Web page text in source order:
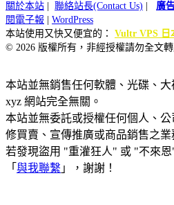
關於本站 聯絡站長(Contact Us) 廣
閱電子報
WordPress
本站使用又快又便宜的： Vultr VPS 日
© 2026 版權所有，非經授權請勿全文
本站並無銷售任何軟體、光碟、
xyz 網站完全無關。
本站並無委託或授權任何個人、
修買賣、宣傳推廣或商品銷售之業
若發現盜用 "重灌狂人" 或 "不來
「 與我聯繫 」，謝謝！